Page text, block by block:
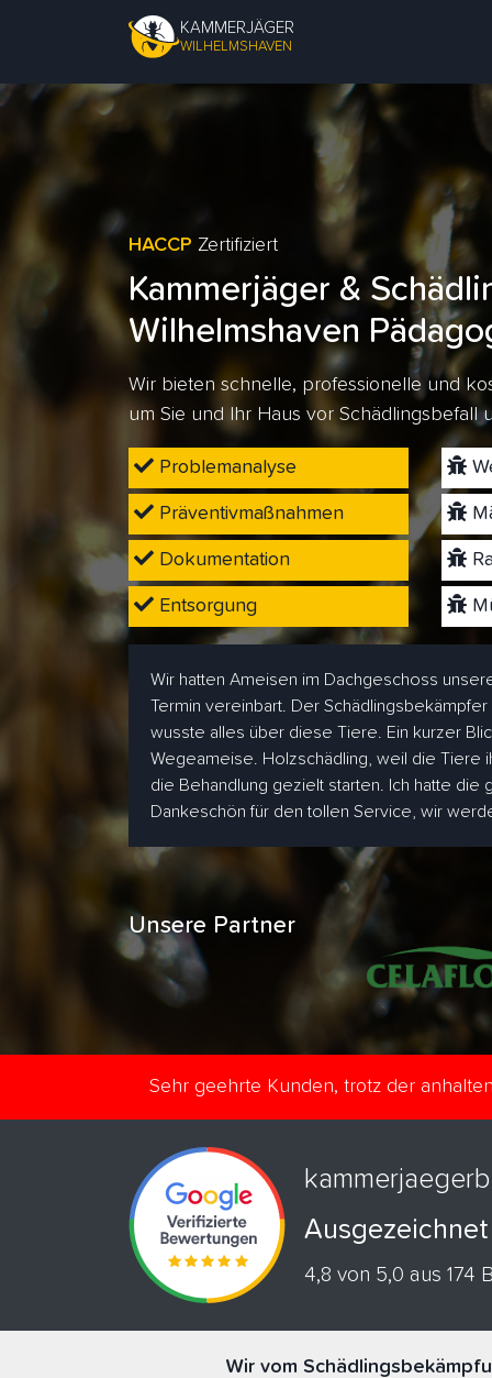
KAMMERJÄGER
WILHELMSHAVEN
HACCP Zertifiziert
Kammerjäger &
Wilhelmshaven
Wir bieten schnelle, professionelle und
um Sie und Ihr Haus vor
Problemanalyse
Präventivmaßnahmen
Dokumentation
Entsorgung
Wir hatten Ameisen im Dachgeschoss
Termin vereinbart. Der
wusste alles über diese Tiere. Ein kurzer
Wegeameise. Holzschädling, weil die Tiere
die Behandlung gezielt starten. Ich hatte
Dankeschön für den tollen Service, wir
Unsere Partner
Sehr geehrte Kunden, trotz der
Ausgezeichnet
4,8 von 5,0 aus 174
Wir vom